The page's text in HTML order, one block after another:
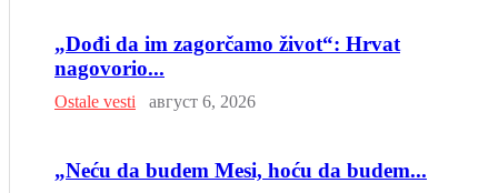
„Dođi da im zagorčamo život“: Hrvat
nagovorio...
Ostale vesti август 6, 2026
„Neću da budem Mesi, hoću da budem...